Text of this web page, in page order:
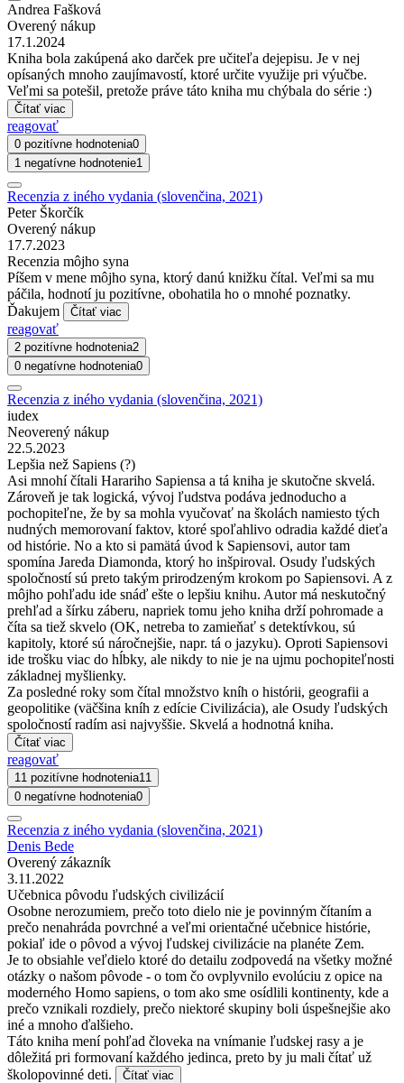
Andrea Fašková
Overený nákup
17.1.2024
Kniha bola zakúpená ako darček pre učiteľa dejepisu. Je v nej
opísaných mnoho zaujímavostí, ktoré určite využije pri výučbe.
Veľmi sa potešil, pretože práve táto kniha mu chýbala do série :)
Čítať viac
reagovať
0 pozitívne hodnotenia0
1 negatívne hodnotenie1
Recenzia z iného vydania (slovenčina, 2021)
Peter Škorčík
Overený nákup
17.7.2023
Recenzia môjho syna
Píšem v mene môjho syna, ktorý danú knižku čítal. Veľmi sa mu
páčila, hodnotí ju pozitívne, obohatila ho o mnohé poznatky.
Ďakujem
Čítať viac
reagovať
2 pozitívne hodnotenia2
0 negatívne hodnotenia0
Recenzia z iného vydania (slovenčina, 2021)
iudex
Neoverený nákup
22.5.2023
Lepšia než Sapiens (?)
Asi mnohí čítali Harariho Sapiensa a tá kniha je skutočne skvelá.
Zároveň je tak logická, vývoj ľudstva podáva jednoducho a
pochopiteľne, že by sa mohla vyučovať na školách namiesto tých
nudných memorovaní faktov, ktoré spoľahlivo odradia každé dieťa
od histórie. No a kto si pamätá úvod k Sapiensovi, autor tam
spomína Jareda Diamonda, ktorý ho inšpiroval. Osudy ľudských
spoločností sú preto takým prirodzeným krokom po Sapiensovi. A z
môjho pohľadu ide snáď ešte o lepšiu knihu. Autor má neskutočný
prehľad a šírku záberu, napriek tomu jeho kniha drží pohromade a
číta sa tiež skvelo (OK, netreba to zamieňať s detektívkou, sú
kapitoly, ktoré sú náročnejšie, napr. tá o jazyku). Oproti Sapiensovi
ide trošku viac do hĺbky, ale nikdy to nie je na ujmu pochopiteľnosti
základnej myšlienky.
Za posledné roky som čítal množstvo kníh o histórii, geografii a
geopolitike (väčšina kníh z edície Civilizácia), ale Osudy ľudských
spoločností radím asi najvyššie. Skvelá a hodnotná kniha.
Čítať viac
reagovať
11 pozitívne hodnotenia11
0 negatívne hodnotenia0
Recenzia z iného vydania (slovenčina, 2021)
Denis Bede
Overený zákazník
3.11.2022
Učebnica pôvodu ľudských civilizácií
Osobne nerozumiem, prečo toto dielo nie je povinným čítaním a
prečo nenahráda povrchné a veľmi orientačné učebnice histórie,
pokiaľ ide o pôvod a vývoj ľudskej civilizácie na planéte Zem.
Je to obsiahle veľdielo ktoré do detailu zodpovedá na všetky možné
otázky o našom pôvode - o tom čo ovplyvnilo evolúciu z opice na
moderného Homo sapiens, o tom ako sme osídlili kontinenty, kde a
prečo vznikali rozdiely, prečo niektoré skupiny boli úspešnejšie ako
iné a mnoho ďalšieho.
Táto kniha mení pohľad človeka na vnímanie ľudskej rasy a je
dôležitá pri formovaní každého jedinca, preto by ju mali čítať už
školopovinné deti.
Čítať viac